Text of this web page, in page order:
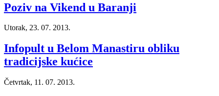
Poziv na Vikend u Baranji
Utorak, 23. 07. 2013.
Infopult u Belom Manastiru obliku
tradicijske kućice
Četvrtak, 11. 07. 2013.